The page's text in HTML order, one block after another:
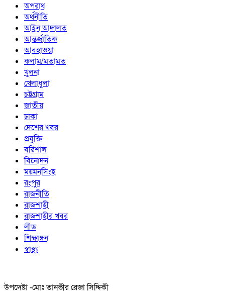
অপরাধ
অর্থনীতি
আইন আদালত
আন্তর্জাতিক
আবহাওয়া
কলাম/মতামত
খুলনা
খেলাধুলা
চট্টগ্রাম
জাতীয়
ঢাকা
দেশের খবর
প্রযুক্তি
বরিশাল
বিনোদন
ময়মনসিংহ
রংপুর
রাজনীতি
রাজশাহী
রাজশাহীর খবর
লীড
শিক্ষাঙ্গন
স্বাস্থ্য
উপদেষ্টা -মোঃ তানভীর রেজা সিদ্দিকী